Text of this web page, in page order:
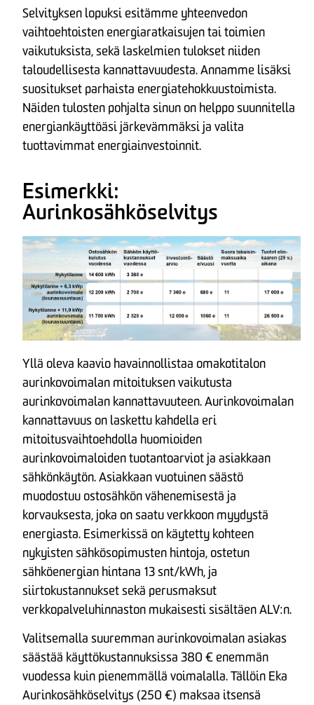
Selvityksen lopuksi esitämme yhteenvedon
vaihtoehtoisten energiaratkaisujen tai toimien
vaikutuksista, sekä laskelmien tulokset niiden
taloudellisesta kannattavuudesta. Annamme lisäksi
suositukset parhaista energiatehokkuustoimista.
Näiden tulosten pohjalta sinun on helppo suunnitella
energiankäyttöäsi järkevämmäksi ja valita
tuottavimmat energiainvestoinnit.
Esimerkki:
Aurinkosähköselvitys
Yllä oleva kaavio havainnollistaa omakotitalon
aurinkovoimalan mitoituksen vaikutusta
aurinkovoimalan kannattavuuteen. Aurinkovoimalan
kannattavuus on laskettu kahdella eri
mitoitusvaihtoehdolla huomioiden
aurinkovoimaloiden tuotantoarviot ja asiakkaan
sähkönkäytön. Asiakkaan vuotuinen säästö
muodostuu ostosähkön vähenemisestä ja
korvauksesta, joka on saatu verkkoon myydystä
energiasta. Esimerkissä on käytetty kohteen
nykyisten sähkösopimusten hintoja, ostetun
sähköenergian hintana 13 snt/kWh, ja
siirtokustannukset sekä perusmaksut
verkkopalveluhinnaston mukaisesti sisältäen ALV:n.
Valitsemalla suuremman aurinkovoimalan asiakas
säästää käyttökustannuksissa 380 € enemmän
vuodessa kuin pienemmällä voimalalla. Tällöin Eka
Aurinkosähköselvitys (250 €) maksaa itsensä